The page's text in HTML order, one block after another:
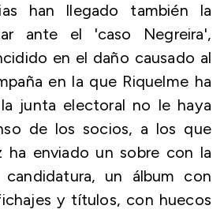
han llegado también la
ante el 'caso Negreira',
en el daño causado al
en la que Riquelme ha
junta electoral no le haya
de los socios, a los que
ha enviado un sobre con la
un álbum con
y títulos, con huecos